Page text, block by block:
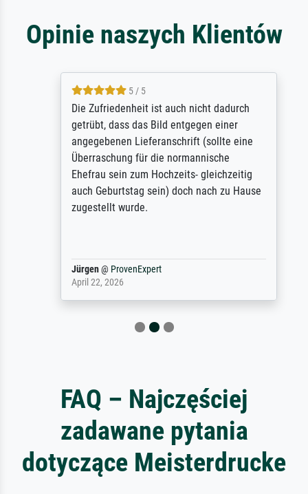
Opinie naszych Klientów
5 / 5
Die Zufriedenheit ist auch nicht dadurch
getrübt, dass das Bild entgegen einer
angegebenen Lieferanschrift (sollte eine
Überraschung für die normannische
Ehefrau sein zum Hochzeits- gleichzeitig
auch Geburtstag sein) doch nach zu Hause
zugestellt wurde.
Jürgen@ProvenExpert
April 22, 2026
FAQ – Najczęściej
zadawane pytania
dotyczące Meisterdrucke